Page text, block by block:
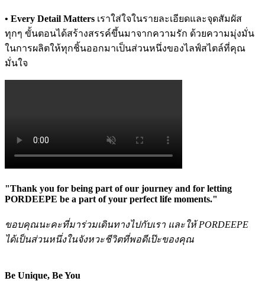
• Every Detail Matters เราใส่ใจในรายละเอียดและจุดสัมผัส
ทุกๆ ขั้นตอนได้สร้างสรรค์ขึ้นมาจากความรัก ด้วยความมุ่งมั่น
ในการผลิตให้ทุกชิ้นออกมาเป็นส่วนหนึ่งของไลฟ์สไตล์ที่คุณ
มั่นใจ
"Thank you for being part of our journey and for letting
PORDEEPE be a part of your perfect life moments."
ขอบคุณนะคะที่มาร่วมเดินทางไปกับเรา และให้ PORDEEPE
ได้เป็นส่วนหนึ่งในจังหวะชีวิตที่พอดีเป๊ะของคุณ
Be Unique, Be You